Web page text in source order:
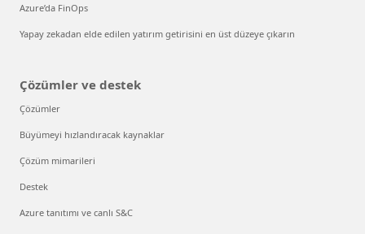
Azure’da FinOps
Yapay zekadan elde edilen yatırım getirisini en üst düzeye çıkarın
Çözümler ve destek
Çözümler
Büyümeyi hızlandıracak kaynaklar
Çözüm mimarileri
Destek
Azure tanıtımı ve canlı S&C